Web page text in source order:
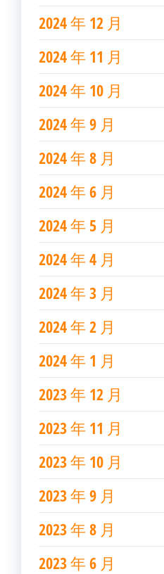
2024 年 12 月
2024 年 11 月
2024 年 10 月
2024 年 9 月
2024 年 8 月
2024 年 6 月
2024 年 5 月
2024 年 4 月
2024 年 3 月
2024 年 2 月
2024 年 1 月
2023 年 12 月
2023 年 11 月
2023 年 10 月
2023 年 9 月
2023 年 8 月
2023 年 6 月